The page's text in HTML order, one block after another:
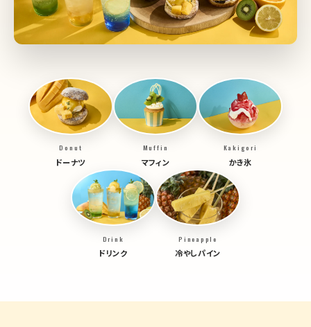
Donut
ドーナツ
Muffin
マフィン
Kakigori
かき氷
Drink
ドリンク
Pineapple
冷やしパイン